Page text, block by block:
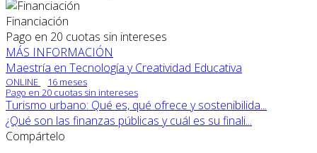
Financiación
Pago en 20 cuotas sin intereses
MÁS INFORMACIÓN
Maestría en Tecnología y Creatividad Educativa
ONLINE
16 meses
Pago en 20 cuotas sin intereses
Turismo urbano: Qué es, qué ofrece y sostenibilida...
¿Qué son las finanzas públicas y cuál es su finali...
Compártelo